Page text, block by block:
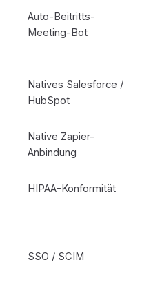
Auto-Beitritts-
Meeting-Bot
Natives Salesforce /
HubSpot
Native Zapier-
Anbindung
HIPAA-Konformität
SSO / SCIM